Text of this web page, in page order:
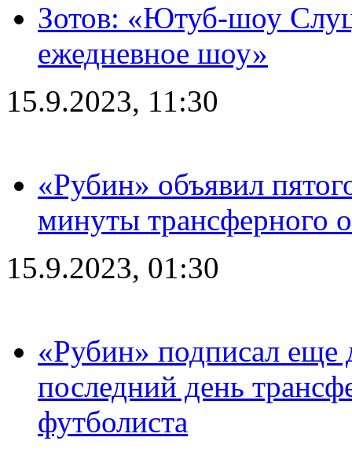
Зотов: «Ютуб-шоу
ежедневное шоу»
15.9.2023, 11:30
«Рубин» объявил
минуты трансферного
15.9.2023, 01:30
«Рубин» подписал еще
последний день
футболиста